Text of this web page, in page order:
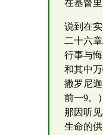
在基督
说到在
二十六
行事与
和其中
撒罗尼
前一9。
那因听
生命的